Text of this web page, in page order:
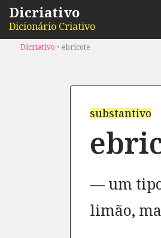
Dicriativo
Dicionário Criativo
Dicriativo • ebricote
substantivo
um
limão,